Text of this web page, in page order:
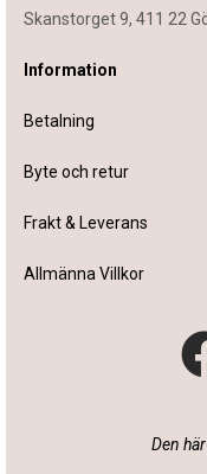
Skanstorget 9, 411 22
Information
Betalning
Byte och retur
Frakt & Leverans
Allmänna Villkor
Den